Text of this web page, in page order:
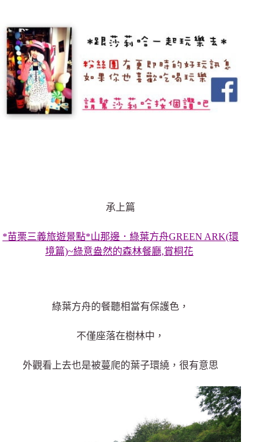
承上篇
*苗栗三義旅遊景點*山那邊．綠葉方舟GREEN ARK(環
境篇)~綠意盎然的森林餐廳,賞桐花
綠葉方舟的餐聽相當有保護色，
不僅座落在樹林中，
外觀看上去也是被蔓爬的葉子環繞，很有意思